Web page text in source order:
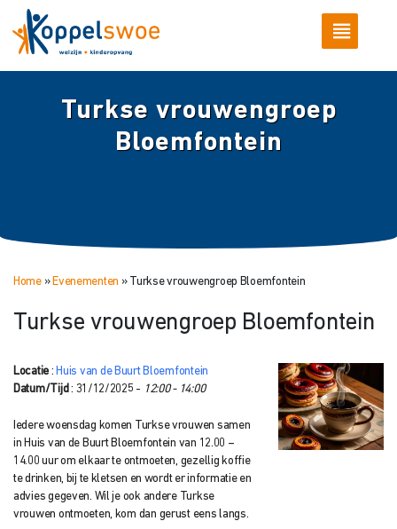
Turkse vrouwengroep
Bloemfontein
Home» Evenementen » Turkse vrouwengroep Bloemfontein
Turkse vrouwengroep Bloemfontein
Locatie : Huis van de Buurt Bloemfontein
Datum/Tijd : 31/12/2025 - 12:00 - 14:00
Iedere woensdag komen Turkse vrouwen samen
in Huis van de Buurt Bloemfontein van 12.00 –
14.00 uur om elkaar te ontmoeten, gezellig koffie
te drinken, bij te kletsen en wordt er informatie en
advies gegeven. Wil je ook andere Turkse
vrouwen ontmoeten, kom dan gerust eens langs.